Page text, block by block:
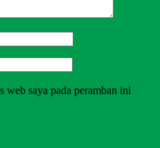
web saya pada peramban ini